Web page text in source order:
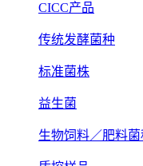
CICC产品
传统发酵菌种
标准菌株
益生菌
生物饲料／肥料菌